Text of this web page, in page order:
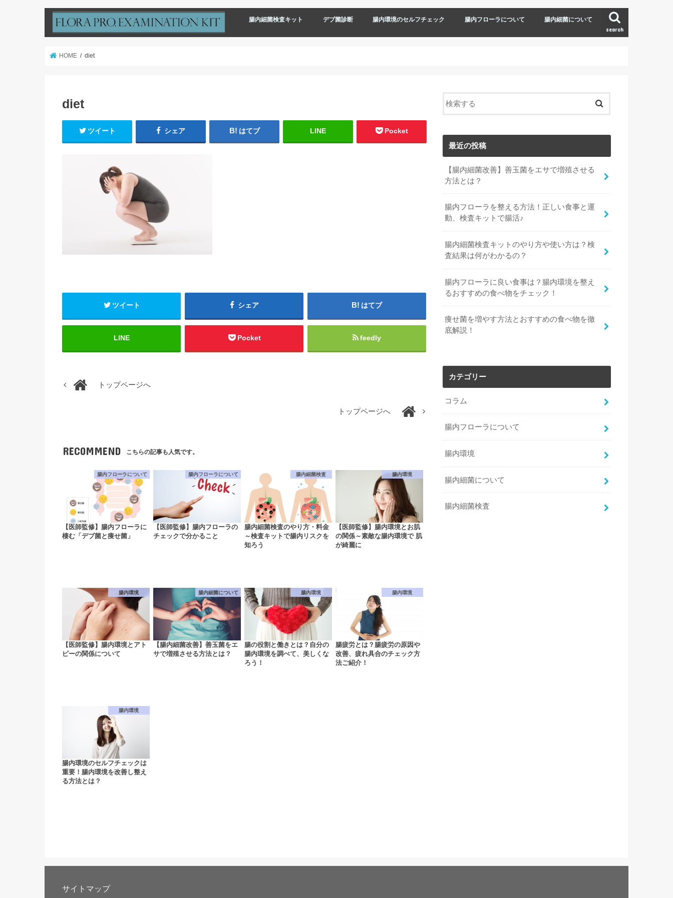
search
腸内細菌検査キット デブ菌診断 腸内環境のセルフチェック 腸内フローラについて 腸内細菌について
HOME diet
diet
ツイート シェア はてブ LINE Pocket
ツイート シェア はてブ
LINE Pocket feedly
トップページへ
トップページへ
RECOMMEND こちらの記事も人気です。
腸内フローラについて
【医師監修】腸内フローラに
棲む「デブ菌と痩せ菌」
腸内フローラについて
【医師監修】腸内フローラの
チェックで分かること
腸内細菌検査
腸内細菌検査のやり方・料金
～検査キットで腸内リスクを
知ろう
腸内環境
【医師監修】腸内環境とお肌
の関係～素敵な腸内環境で 肌
が綺麗に
腸内環境
【医師監修】腸内環境とアト
ピーの関係について
腸内細菌について
【腸内細菌改善】善玉菌をエ
サで増殖させる方法とは？
腸内環境
腸の役割と働きとは？自分の
腸内環境を調べて、美しくな
ろう！
腸内環境
腸疲労とは？腸疲労の原因や
改善、疲れ具合のチェック方
法ご紹介！
腸内環境
腸内環境のセルフチェックは
重要！腸内環境を改善し整え
る方法とは？
最近の投稿
【腸内細菌改善】善玉菌をエサで増殖させる
方法とは？
腸内フローラを整える方法！正しい食事と運
動、検査キットで腸活♪
腸内細菌検査キットのやり方や使い方は？検
査結果は何がわかるの？
腸内フローラに良い食事は？腸内環境を整え
るおすすめの食べ物をチェック！
痩せ菌を増やす方法とおすすめの食べ物を徹
底解説！
カテゴリー
コラム
腸内フローラについて
腸内環境
腸内細菌について
腸内細菌検査
サイトマップ